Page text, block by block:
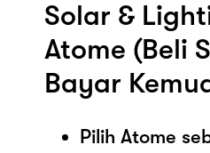
Solar &
Atome (Beli
Bayar
Pilih Atome